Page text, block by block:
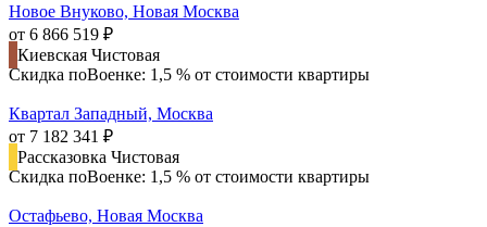
Новое Внуково, Новая Москва
от 6 866 519 ₽
Киевская Чистовая
Скидка поВоенке: 1,5 % от стоимости квартиры
Квартал Западный, Москва
от 7 182 341 ₽
Рассказовка Чистовая
Скидка поВоенке: 1,5 % от стоимости квартиры
Остафьево, Новая Москва